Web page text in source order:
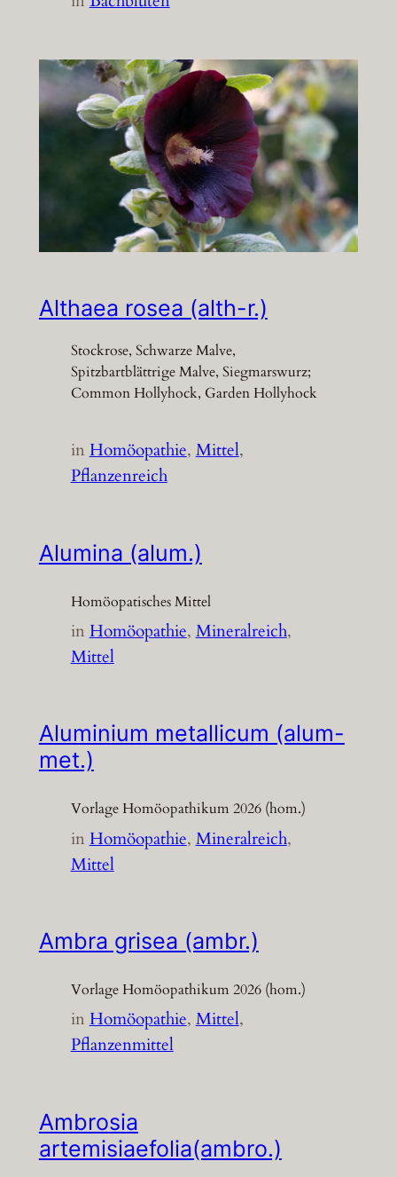
Althaea rosea (alth-r.)
Stockrose, Schwarze Malve,
Spitzbartblättrige Malve, Siegmarswurz;
Common Hollyhock, Garden Hollyhock
inHomöopathie, Mittel
Pflanzenreich
Alumina (alum.)
Homöopatisches Mittel
inHomöopathie, Mineralreich
Mittel
Aluminium metallicum (alum-
met.)
Vorlage Homöopathikum 2026 (hom.)
inHomöopathie, Mineralreich
Mittel
Ambra grisea (ambr.)
Vorlage Homöopathikum 2026 (hom.)
inHomöopathie, Mittel
Pflanzenmittel
Ambrosia
artemisiaefolia(ambro.)